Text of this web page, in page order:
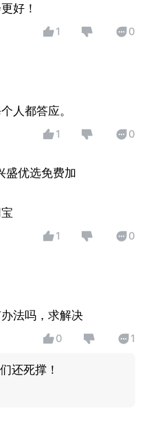
好！
1 0
人都答应。
1 0
盛优选免费加
1 0
法吗，求解决
0 1
还死撑！